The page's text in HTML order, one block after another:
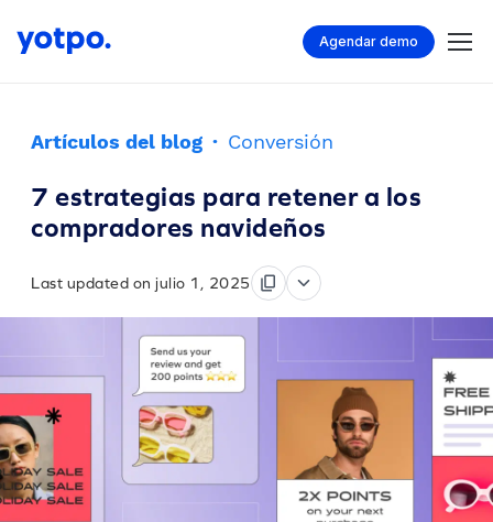
Agendar demo
Artículos del blog · Conversión
7 estrategias para retener a los
compradores navideños
Last updated on julio 1, 2025